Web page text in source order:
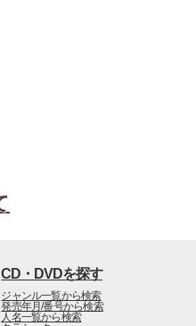
CD・DVDを探す
ジャンル一覧から検索
発売年月/番号から検索
人名一覧から検索